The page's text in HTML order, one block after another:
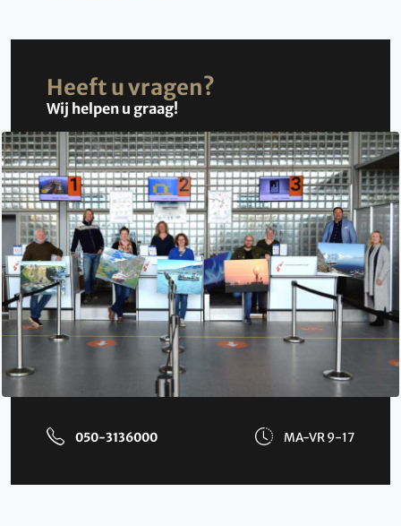
Heeft u vragen?
Wij helpen u graag!
050-3136000 MA-VR 9-17